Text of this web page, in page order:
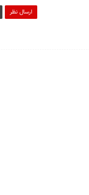
ارسال نظر